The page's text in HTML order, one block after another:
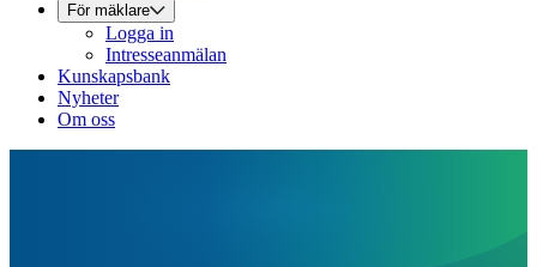
För mäklare
Logga in
Intresseanmälan
Kunskapsbank
Nyheter
Om oss